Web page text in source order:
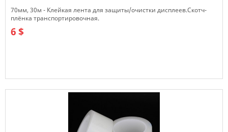
70мм, 30м - Клейкая лента для защиты/очистки дисплеев.Скотч-
плёнка транспортировочная.
6 $